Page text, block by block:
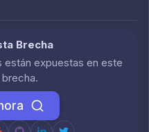
Brecha
están expuestas en este